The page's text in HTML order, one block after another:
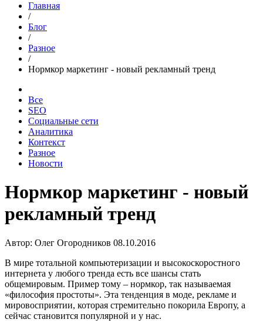
Главная
/
Блог
/
Разное
/
Нормкор маркетинг - новый рекламный тренд
Все
SEO
Социальные сети
Аналитика
Контекст
Разное
Новости
Нормкор маркетинг - новый
рекламный тренд
Автор: Олег Огородников 08.10.2016
В мире тотальной компьютеризации и высокоскоростного
интернета у любого тренда есть все шансы стать
общемировым. Пример тому – нормкор, так называемая
«философия простоты». Эта тенденция в моде, рекламе и
мировосприятии, которая стремительно покорила Европу, а
сейчас становится популярной и у нас.